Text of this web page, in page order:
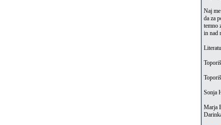
Naj
da za
temno
in nad
Sonja
Marja